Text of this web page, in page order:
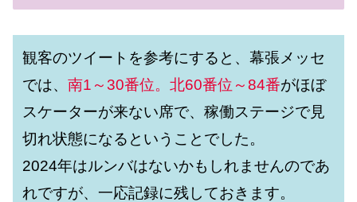
観客のツイートを参考にすると、幕張メッセ
では、 南1～30番位。北60番位～84番がほぼ
スケーターが来ない席で、稼働ステージで見
切れ状態になるということでした。
2024年はルンバはないかもしれませんのであ
れですが、一応記録に残しておきます。